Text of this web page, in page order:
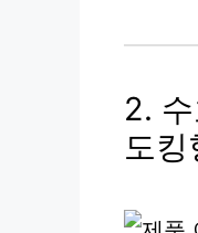
2.
도킹